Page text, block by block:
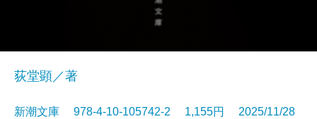
荻堂顕／著
新潮文庫 978-4-10-105742-2 1,155円 2025/11/28